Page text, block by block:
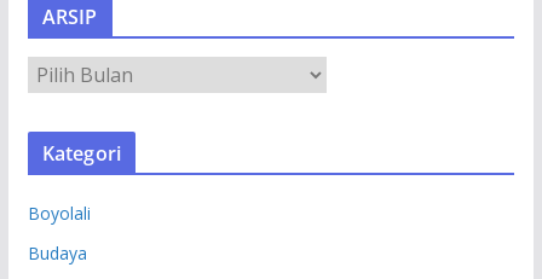
ARSIP
R
S
Kategori
Boyolali
Budaya